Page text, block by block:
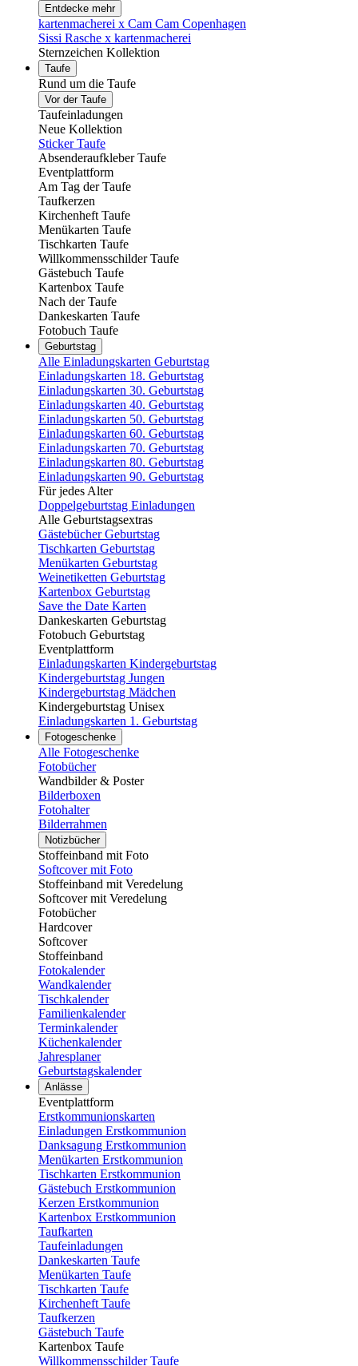
Entdecke mehr
kartenmacherei x Cam Cam Copenhagen
Sissi Rasche x kartenmacherei
Sternzeichen Kollektion
Taufe
Rund um die Taufe
Vor der Taufe
Taufeinladungen
Neue Kollektion
Sticker Taufe
Absenderaufkleber Taufe
Eventplattform
Am Tag der Taufe
Taufkerzen
Kirchenheft Taufe
Menükarten Taufe
Tischkarten Taufe
Willkommensschilder Taufe
Gästebuch Taufe
Kartenbox Taufe
Nach der Taufe
Dankeskarten Taufe
Fotobuch Taufe
Geburtstag
Alle Einladungskarten Geburtstag
Einladungskarten 18. Geburtstag
Einladungskarten 30. Geburtstag
Einladungskarten 40. Geburtstag
Einladungskarten 50. Geburtstag
Einladungskarten 60. Geburtstag
Einladungskarten 70. Geburtstag
Einladungskarten 80. Geburtstag
Einladungskarten 90. Geburtstag
Für jedes Alter
Doppelgeburtstag Einladungen
Alle Geburtstagsextras
Gästebücher Geburtstag
Tischkarten Geburtstag
Menükarten Geburtstag
Weinetiketten Geburtstag
Kartenbox Geburtstag
Save the Date Karten
Dankeskarten Geburtstag
Fotobuch Geburtstag
Eventplattform
Einladungskarten Kindergeburtstag
Kindergeburtstag Jungen
Kindergeburtstag Mädchen
Kindergeburtstag Unisex
Einladungskarten 1. Geburtstag
Fotogeschenke
Alle Fotogeschenke
Fotobücher
Wandbilder & Poster
Bilderboxen
Fotohalter
Bilderrahmen
Notizbücher
Stoffeinband mit Foto
Softcover mit Foto
Stoffeinband mit Veredelung
Softcover mit Veredelung
Fotobücher
Hardcover
Softcover
Stoffeinband
Fotokalender
Wandkalender
Tischkalender
Familienkalender
Terminkalender
Küchenkalender
Jahresplaner
Geburtstagskalender
Anlässe
Eventplattform
Erstkommunionskarten
Einladungen Erstkommunion
Danksagung Erstkommunion
Menükarten Erstkommunion
Tischkarten Erstkommunion
Gästebuch Erstkommunion
Kerzen Erstkommunion
Kartenbox Erstkommunion
Taufkarten
Taufeinladungen
Dankeskarten Taufe
Menükarten Taufe
Tischkarten Taufe
Kirchenheft Taufe
Taufkerzen
Gästebuch Taufe
Kartenbox Taufe
Willkommensschilder Taufe